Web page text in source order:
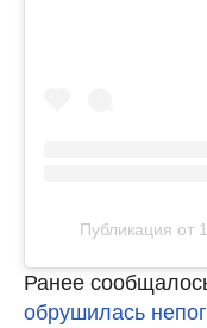
Публикация от
Ранее
обрушилась